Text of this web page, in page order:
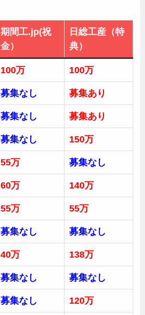
期間工.jp(祝
金）
日総工産（特
典）
100万 100万
募集なし 募集あり
募集なし 募集あり
募集なし 150万
55万 募集なし
60万 140万
55万 55万
募集なし 募集なし
40万 138万
募集なし 募集なし
募集なし 120万